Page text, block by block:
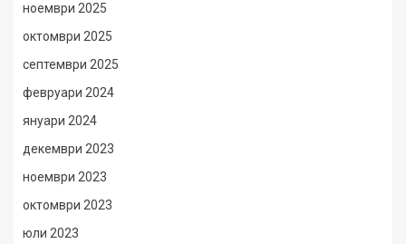
ноември 2025
октомври 2025
септември 2025
февруари 2024
януари 2024
декември 2023
ноември 2023
октомври 2023
юли 2023